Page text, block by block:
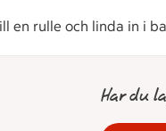
en rulle och linda in i
Har du